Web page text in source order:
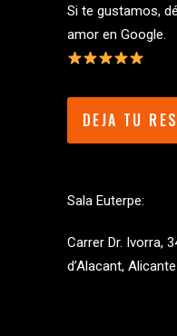
Si te gustamos,
amor en Google.
DEJA TU
Sala Euterpe:
Carrer Dr. Ivorra,
d’Alacant, Alicante